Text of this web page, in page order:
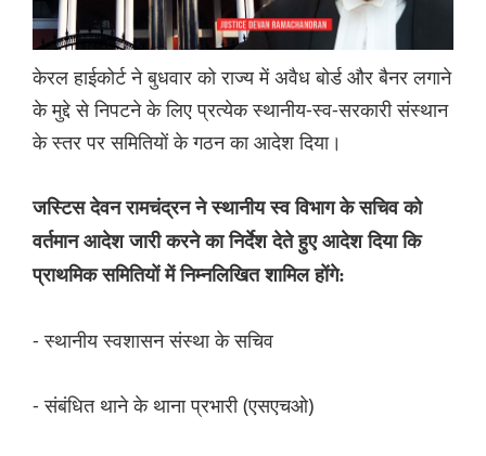
केरल हाईकोर्ट ने बुधवार को राज्य में अवैध बोर्ड और बैनर लगाने
के मुद्दे से निपटने के लिए प्रत्येक स्थानीय-स्व-सरकारी संस्थान
के स्तर पर समितियों के गठन का आदेश दिया।
जस्टिस देवन रामचंद्रन ने स्थानीय स्व विभाग के सचिव को
वर्तमान आदेश जारी करने का निर्देश देते हुए आदेश दिया कि
प्राथमिक समितियों में निम्नलिखित शामिल होंगे:
- स्थानीय स्वशासन संस्था के सचिव
- संबंधित थाने के थाना प्रभारी (एसएचओ)